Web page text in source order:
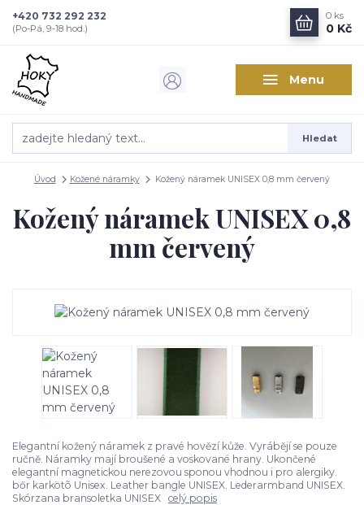
Menu
Hledat
+420 732 292 232
(Po-Pá, 9-18 hod.)
0 ks
0 Kč
Úvod Kožené náramky Kožený náramek UNISEX 0,8 mm červený
Kožený náramek UNISEX 0,8
mm červený
Elegantní kožený náramek z pravé hovězí kůže. Vyrábějí se pouze
ručně. Náramky mají broušené a voskované hrany. Ukončené
elegantní magnetickou nerezovou sponou vhodnou i pro alergiky.
bőr karkötõ Unisex. Leather bangle UNISEX. Lederarmband UNISEX.
Skórzana bransoletka UNISEX celý popis